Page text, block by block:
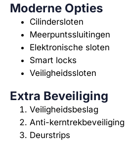
Moderne Opties
Cilindersloten
Meerpuntssluitingen
Elektronische sloten
Smart locks
Veiligheidssloten
Extra Beveiliging
Veiligheidsbeslag
Anti-kerntrekbeveiliging
Deurstrips